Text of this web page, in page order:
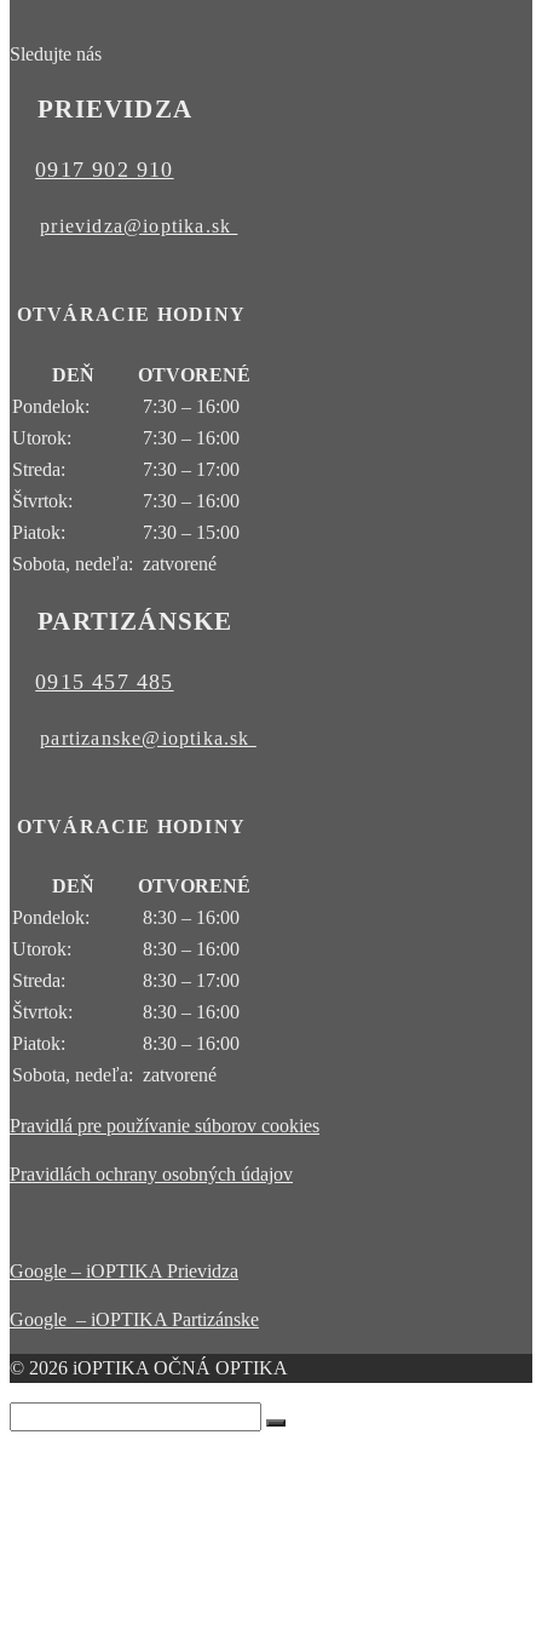
Sledujte nás
PRIEVIDZA
0917 902 910
prievidza@ioptika.sk
OTVÁRACIE HODINY
DEŇ
OTVORENÉ
Pondelok:
7:30 – 16:00
Utorok:
7:30 – 16:00
Streda:
7:30 – 17:00
Štvrtok:
7:30 – 16:00
Piatok:
7:30 – 15:00
Sobota, nedeľa: zatvorené
PARTIZÁNSKE
0915 457 485
partizanske@ioptika.sk
OTVÁRACIE HODINY
DEŇ
OTVORENÉ
Pondelok:
8:30 – 16:00
Utorok:
8:30 – 16:00
Streda:
8:30 – 17:00
Štvrtok:
8:30 – 16:00
Piatok:
8:30 – 16:00
Sobota, nedeľa: zatvorené
Pravidlá pre používanie súborov cookies
Pravidlách ochrany osobných údajov
Google – iOPTIKA Prievidza
Google – iOPTIKA Partizánske
© 2026 iOPTIKA OČNÁ OPTIKA